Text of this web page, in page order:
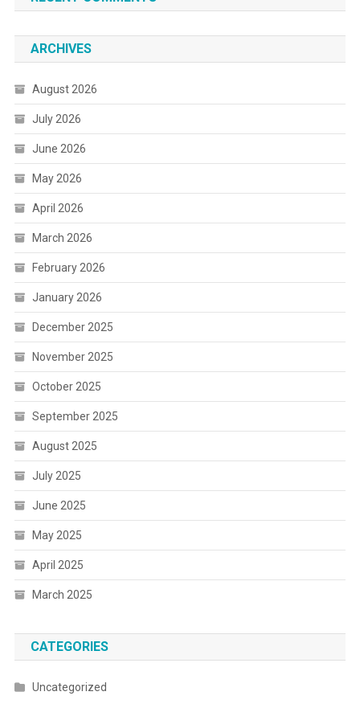
ARCHIVES
August 2026
July 2026
June 2026
May 2026
April 2026
March 2026
February 2026
January 2026
December 2025
November 2025
October 2025
September 2025
August 2025
July 2025
June 2025
May 2025
April 2025
March 2025
CATEGORIES
Uncategorized